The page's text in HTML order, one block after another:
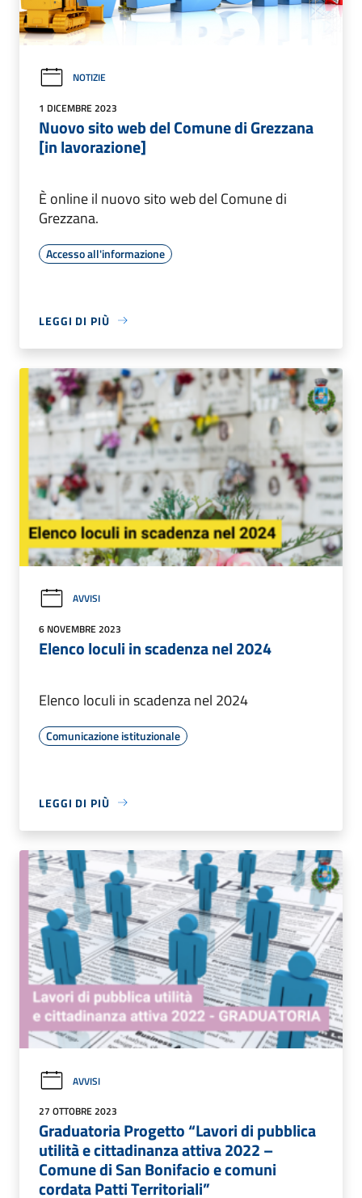
NOTIZIE
1 DICEMBRE 2023
Nuovo sito web del Comune di Grezzana
[in lavorazione]
È online il nuovo sito web del Comune di
Grezzana.
Accesso all'informazione
LEGGI DI PIÙ
AVVISI
6 NOVEMBRE 2023
Elenco loculi in scadenza nel 2024
Elenco loculi in scadenza nel 2024
Comunicazione istituzionale
LEGGI DI PIÙ
AVVISI
27 OTTOBRE 2023
Graduatoria Progetto “Lavori di pubblica
utilità e cittadinanza attiva 2022 –
Comune di San Bonifacio e comuni
cordata Patti Territoriali”